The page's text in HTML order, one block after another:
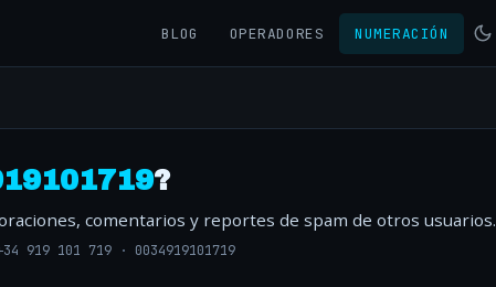
BLOG OPERADORES NUMERACIÓN
?
comentarios y reportes de spam de otros usuarios.
919 101 719 · 0034919101719